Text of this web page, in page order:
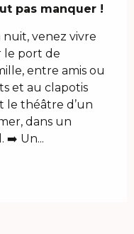
pas manquer !
nuit, venez vivre
le port de
entre amis ou
et au clapotis
le théâtre d’un
dans un
➡️ Un...